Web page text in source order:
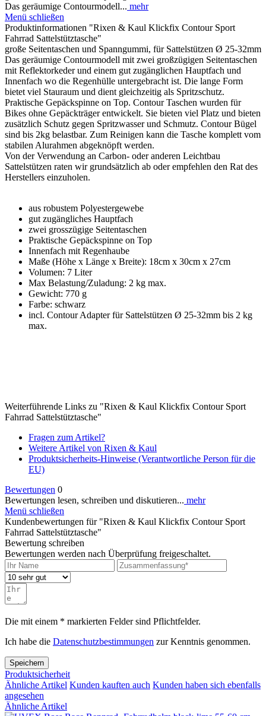
Das geräumige Contourmodell... mehr
Menü schließen
Produktinformationen "Rixen & Kaul Klickfix Contour Sport
Fahrrad Sattelstütztasche"
große Seitentaschen und Spanngummi, für Sattelstützen Ø 25-32mm
Das geräumige Contourmodell mit zwei großzügigen Seitentaschen
mit Reflektorkeder und einem gut zugänglichen Hauptfach und
Innenfach wo die Regenhülle untergebracht ist. Die lange Form
bietet viel Stauraum und dient gleichzeitig als Spritzschutz.
Praktische Gepäckspinne on Top. Contour Taschen wurden für
Bikes ohne Gepäckträger entwickelt. Sie bieten viel Platz und bieten
zusätzlich Schutz gegen Spritzwasser und Schmutz. Contour Bügel
sind bis 2kg belastbar. Zum Reinigen kann die Tasche komplett vom
stabilen Alurahmen abgeknöpft werden.
Von der Verwendung an Carbon- oder anderen Leichtbau
Sattelstützen raten wir grundsätzlich ab oder empfehlen den Rat des
Herstellers einzuholen.
aus robustem Polyestergewebe
gut zugängliches Hauptfach
zwei grosszügige Seitentaschen
Praktische Gepäckspinne on Top
Innenfach mit Regenhaube
Maße (Höhe x Länge x Breite): 18cm x 30cm x 27cm
Volumen: 7 Liter
Max Belastung/Zuladung: 2 kg max.
Gewicht: 770 g
Farbe: schwarz
incl. Contour Adapter für Sattelstützen Ø 25-32mm bis 2 kg
max.
Weiterführende Links zu "Rixen & Kaul Klickfix Contour Sport
Fahrrad Sattelstütztasche"
Fragen zum Artikel?
Weitere Artikel von Rixen & Kaul
Produktsicherheits-Hinweise (Verantwortliche Person für die
EU)
Bewertungen 0
Bewertungen lesen, schreiben und diskutieren... mehr
Menü schließen
Kundenbewertungen für "Rixen & Kaul Klickfix Contour Sport
Fahrrad Sattelstütztasche"
Bewertung schreiben
Bewertungen werden nach Überprüfung freigeschaltet.
Die mit einem * markierten Felder sind Pflichtfelder.
Ich habe die Datenschutzbestimmungen zur Kenntnis genommen.
Speichern
Produktsicherheit
Ähnliche Artikel Kunden kauften auch Kunden haben sich ebenfalls
angesehen
Ähnliche Artikel